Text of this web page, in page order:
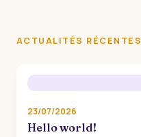
ACTUALITÉS RÉCENTES
23/07/2026
Hello world!